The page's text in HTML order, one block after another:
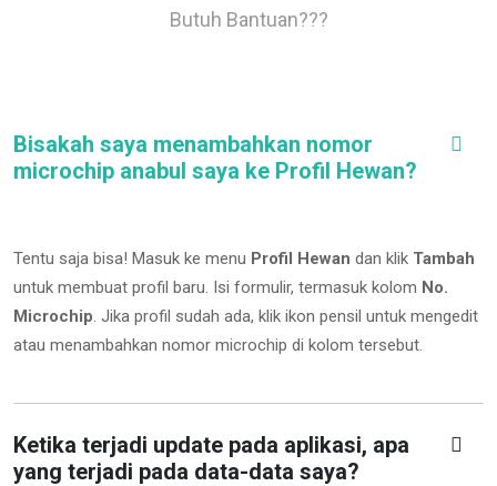
Butuh Bantuan???
Bisakah saya menambahkan nomor
microchip anabul saya ke Profil Hewan?
Tentu saja bisa! Masuk ke menu Profil Hewan dan klik Tambah
untuk membuat profil baru. Isi formulir, termasuk kolom No.
Microchip. Jika profil sudah ada, klik ikon pensil untuk mengedit
atau menambahkan nomor microchip di kolom tersebut.
Ketika terjadi update pada aplikasi, apa
yang terjadi pada data-data saya?